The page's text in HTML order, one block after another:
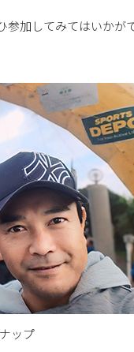
加してみてはいかが
ップ